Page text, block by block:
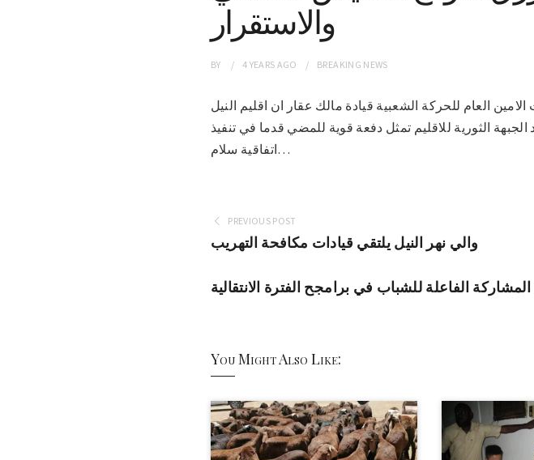
والاستقرار
BY 4 YEARS AGO BREAKING NEWS
الدود بخوت الامين العام للحركة الشعبية قيادة مالك عقار ان اقليم النيل
الثورية للاقليم تمثل دفعة قوية للمضي قدما في تنفيذ
اتفاقية سلام…
PREVIOUS POST
والي نهر النيل يلتقي قيادات مكافحة التهريب
الفاعلة للشباب في برامجح الفترة الانتقالية
You Might Also Like: